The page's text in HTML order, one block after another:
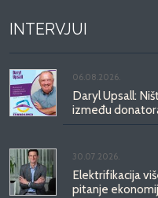
INTERVJUI
06.08.2026.
Daryl Upsall:
između
30.07.2026.
Elektrifikacija
pitanje